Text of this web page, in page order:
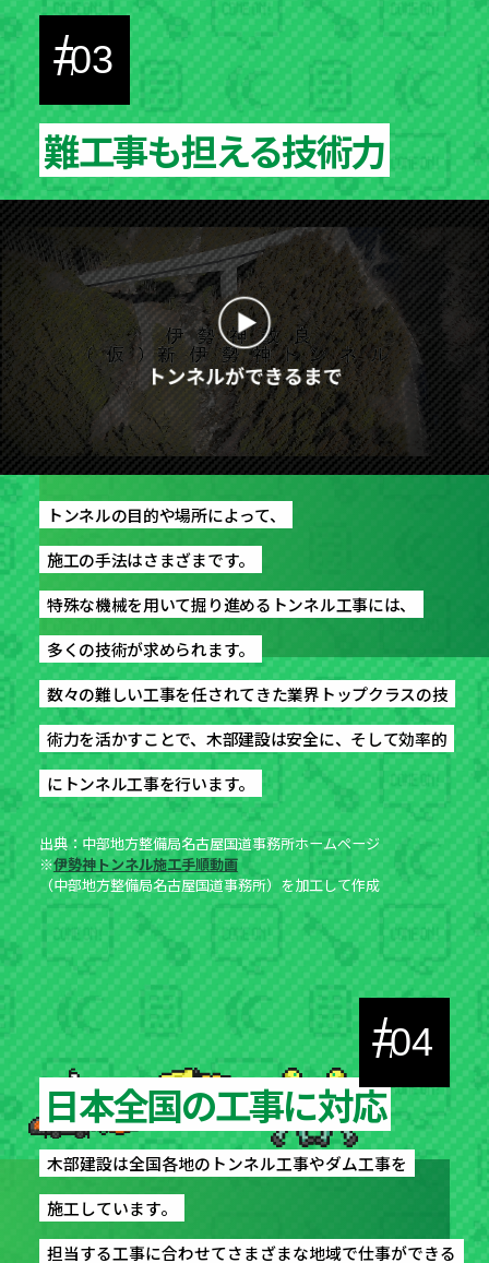
#03
難工事も担える技術力
難工事も担える技術力
トンネルの目的や場所によって、
施工の手法はさまざまです。
特殊な機械を用いて掘り進めるトンネル工事には、
多くの技術が求められます。
数々の難しい工事を任されてきた業界トップクラスの技
術力を活かすことで、木部建設は安全に、そして効率的
にトンネル工事を行います。
トンネルの目的や場所によって、
施工の手法はさまざまです。
特殊な機械を用いて掘り進めるトンネル工事には、
多くの技術が求められます。
数々の難しい工事を任されてきた業界トップクラスの技
術力を活かすことで、木部建設は安全に、そして効率的
にトンネル工事を行います。
出典：中部地方整備局名古屋国道事務所ホームページ
※伊勢神トンネル施工手順動画
（中部地方整備局名古屋国道事務所）を加工して作成
#04
日本全国の工事に対応
日本全国の工事に対応
木部建設は全国各地のトンネル工事やダム工事を
施工しています。
担当する工事に合わせてさまざまな地域で仕事ができる
木部建設は全国各地のトンネル工事やダム工事を
施工しています。
担当する工事に合わせてさまざまな地域で仕事ができる